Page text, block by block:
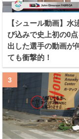
【シュール動画】水
び込みで史上初の0
出した選手の動画が
ても衝撃的！